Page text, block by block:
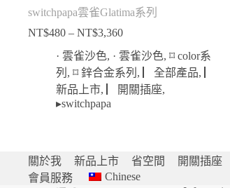
switchpapa雲雀Glatima系列
NT$480 – NT$3,360價
格
範
圍：
· 雲雀沙色, · 雲雀沙色, ⌑ color系
列 , ⌑ 鋅合金系列 , ▏全部產品,
新品上市, ▏開關插座,
▸switchpapa
關於我 新品上市 省空間 開關插座
會員服務
Chinese